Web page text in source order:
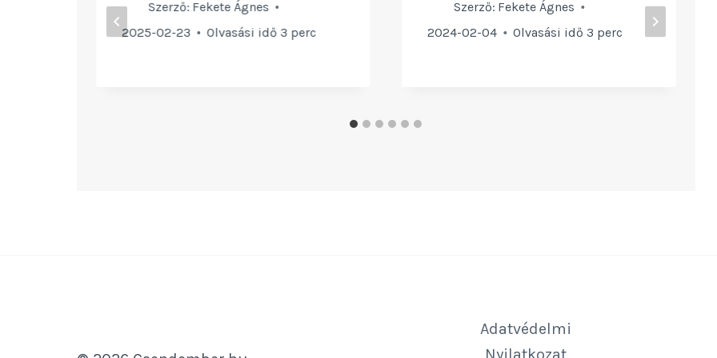
Szerző: Fekete Ágnes
2025-02-23
Olvasási idő 3 perc
Szerző: Fekete Ágnes
2024-02-04
Olvasási idő 3 perc
Adatvédelmi